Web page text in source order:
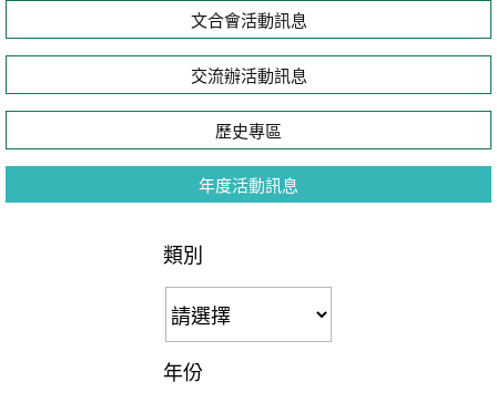
文合會活動訊息
交流辦活動訊息
歷史專區
年度活動訊息
類別
年份